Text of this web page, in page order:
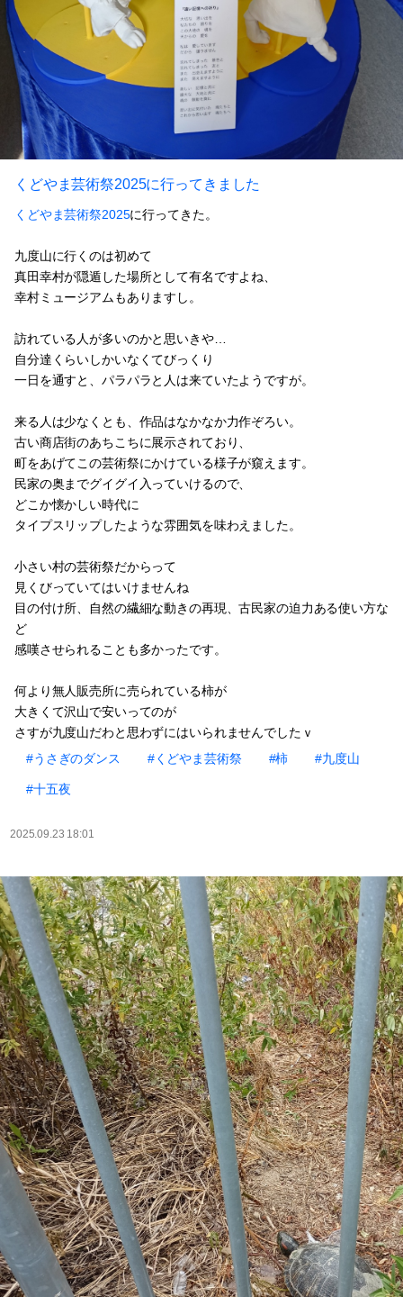
くどやま芸術祭2025に行ってきました
くどやま芸術祭2025に行ってきた。
九度山に行くのは初めて
真田幸村が隠遁した場所として有名ですよね、
幸村ミュージアムもありますし。
訪れている人が多いのかと思いきや…
自分達くらいしかいなくてびっくり
一日を通すと、パラパラと人は来ていたようですが。
来る人は少なくとも、作品はなかなか力作ぞろい。
古い商店街のあちこちに展示されており、
町をあげてこの芸術祭にかけている様子が窺えます。
民家の奥までグイグイ入っていけるので、
どこか懐かしい時代に
タイプスリップしたような雰囲気を味わえました。
小さい村の芸術祭だからって
見くびっていてはいけませんね
目の付け所、自然の繊細な動きの再現、古民家の迫力ある使い方な
ど
感嘆させられることも多かったです。
何より無人販売所に売られている柿が
大きくて沢山で安いってのが
さすが九度山だわと思わずにはいられませんでしたｖ
#うさぎのダンス
#くどやま芸術祭 #柿 #九度山
#十五夜
2025.09.23 18:01